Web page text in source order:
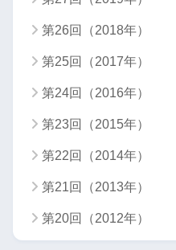
第26回（2018年）
第25回（2017年）
第24回（2016年）
第23回（2015年）
第22回（2014年）
第21回（2013年）
第20回（2012年）